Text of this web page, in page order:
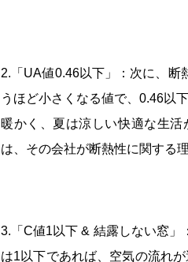
2.「UA値0.46以下」：次に、断
うほど小さくなる値で、0.46以
暖かく、夏は涼しい快適な生
は、その会社が断熱性に関する
3.「C値1以下 & 結露しない窓
は1以下であれば、空気の流れ